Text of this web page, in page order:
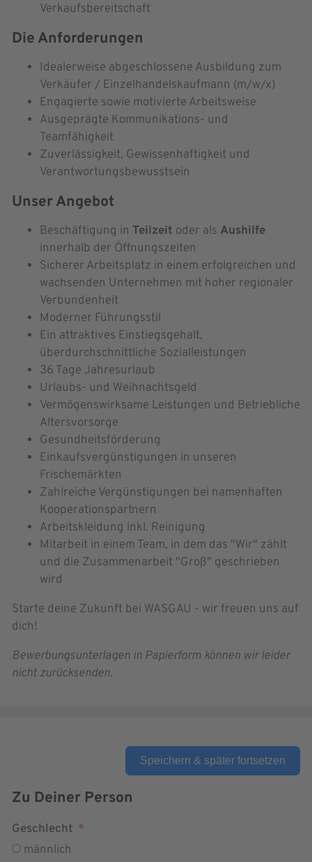
Verkaufsbereitschaft
Die Anforderungen
Idealerweise abgeschlossene Ausbildung zum
Verkäufer / Einzelhandelskaufmann (m/w/x)
Engagierte sowie motivierte Arbeitsweise
Ausgeprägte Kommunikations- und
Teamfähigkeit
Zuverlässigkeit, Gewissenhaftigkeit und
Verantwortungsbewusstsein
Unser Angebot
Beschäftigung in Teilzeit oder als Aushilfe
innerhalb der Öffnungszeiten
Sicherer Arbeitsplatz in einem erfolgreichen und
wachsenden Unternehmen mit hoher regionaler
Verbundenheit
Moderner Führungsstil
Ein attraktives Einstiegsgehalt,
überdurchschnittliche Sozialleistungen
36 Tage Jahresurlaub
Urlaubs- und Weihnachtsgeld
Vermögenswirksame Leistungen und Betriebliche
Altersvorsorge
Gesundheitsförderung
Einkaufsvergünstigungen in unseren
Frischemärkten
Zahlreiche Vergünstigungen bei namenhaften
Kooperationspartnern
Arbeitskleidung inkl. Reinigung
Mitarbeit in einem Team, in dem das "Wir" zählt
und die Zusammenarbeit "Groß" geschrieben
wird
Starte deine Zukunft bei WASGAU - wir freuen uns auf
dich!
Bewerbungsunterlagen in Papierform können wir leider
nicht zurücksenden.
Speichern & später fortsetzen
Zu Deiner Person
Geschlecht
männlich